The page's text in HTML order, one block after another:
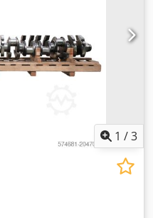
1 /3